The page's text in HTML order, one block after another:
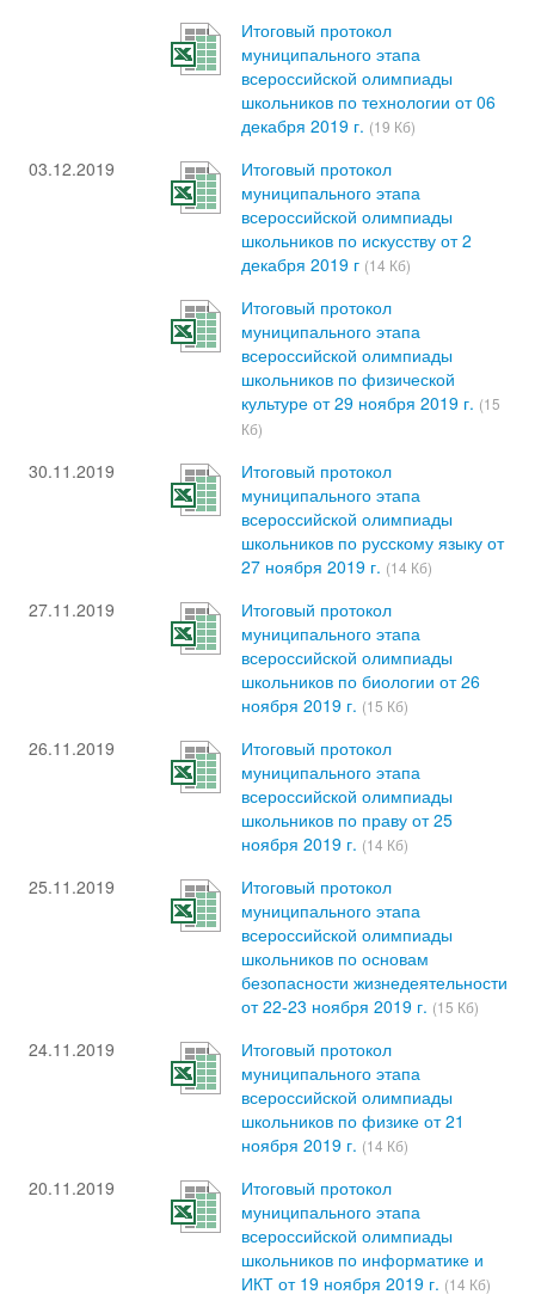
Итоговый протокол
муниципального этапа
всероссийской олимпиады
школьников по технологии от 06
декабря 2019 г. (19 Кб)
03.12.2019
Итоговый протокол
муниципального этапа
всероссийской олимпиады
школьников по искусству от 2
декабря 2019 г (14 Кб)
Итоговый протокол
муниципального этапа
всероссийской олимпиады
школьников по физической
культуре от 29 ноября 2019 г. (15
Кб)
30.11.2019
Итоговый протокол
муниципального этапа
всероссийской олимпиады
школьников по русскому языку от
27 ноября 2019 г. (14 Кб)
27.11.2019
Итоговый протокол
муниципального этапа
всероссийской олимпиады
школьников по биологии от 26
ноября 2019 г. (15 Кб)
26.11.2019
Итоговый протокол
муниципального этапа
всероссийской олимпиады
школьников по праву от 25
ноября 2019 г. (14 Кб)
25.11.2019
Итоговый протокол
муниципального этапа
всероссийской олимпиады
школьников по основам
безопасности жизнедеятельности
от 22-23 ноября 2019 г. (15 Кб)
24.11.2019
Итоговый протокол
муниципального этапа
всероссийской олимпиады
школьников по физике от 21
ноября 2019 г. (14 Кб)
20.11.2019
Итоговый протокол
муниципального этапа
всероссийской олимпиады
школьников по информатике и
ИКТ от 19 ноября 2019 г. (14 Кб)